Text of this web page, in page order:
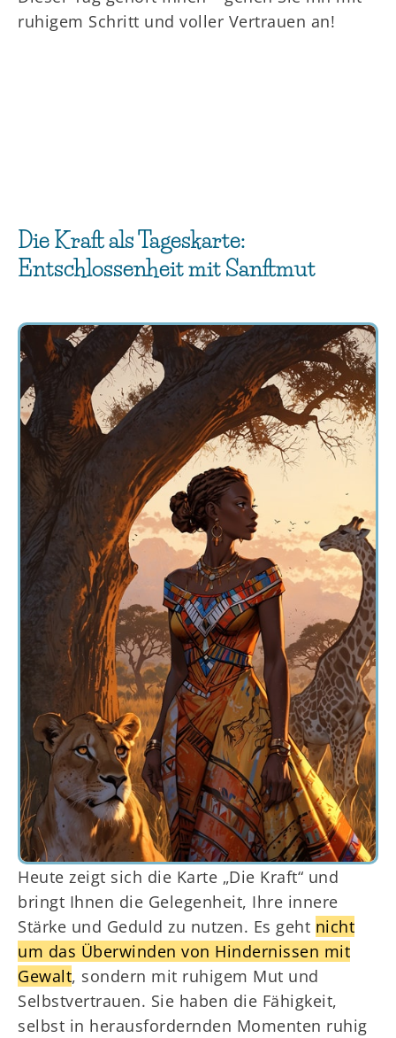
ruhigem Schritt und voller Vertrauen an!
Die Kraft als Tageskarte:
Entschlossenheit mit Sanftmut
Heute zeigt sich die Karte „Die Kraft“ und
bringt Ihnen die Gelegenheit, Ihre innere
Stärke und Geduld zu nutzen. Es geht nicht
um das Überwinden von Hindernissen mit
Gewalt, sondern mit ruhigem Mut und
Selbstvertrauen. Sie haben die Fähigkeit,
selbst in herausfordernden Momenten ruhig